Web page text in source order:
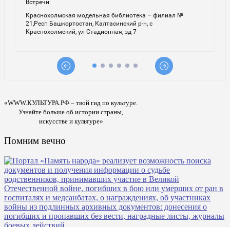
«WWW.КУЛЬТУРА.РФ – твой гид по культуре.
Узнайте больше об истории страны,
искусстве и культуре»
Помним вечно